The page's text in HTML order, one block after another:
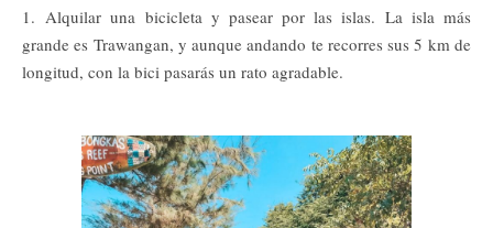
1. Alquilar una bicicleta y pasear por las islas. La isla más
grande es Trawangan, y aunque andando te recorres sus 5 km de
longitud, con la bici pasarás un rato agradable.